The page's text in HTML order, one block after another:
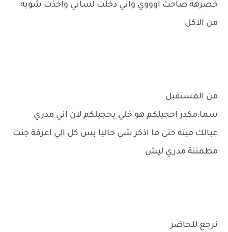
خصرهة صاحت اوووي واني دخلت لساني واخذت شويه
من الاكل
من المستقبل
سما:مكدر احجيلكم هو خلي يحجيلكم لان اني مدري
عبالك ميته حتى ما اذكر شي حاليا بس كل الي اعرفة جنت
مطمئنة مدري ليش
نرجع للحاضر